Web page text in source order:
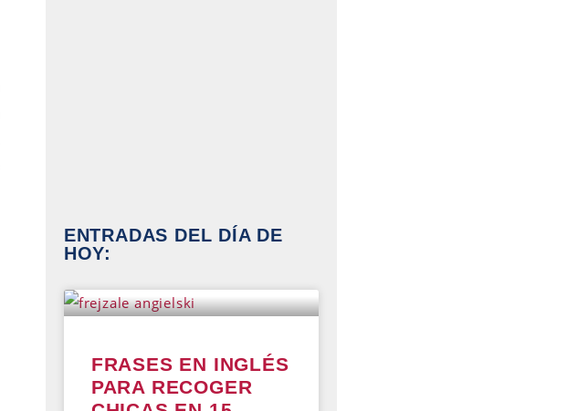
ENTRADAS DEL DÍA DE
HOY:
FRASES EN INGLÉS
PARA RECOGER